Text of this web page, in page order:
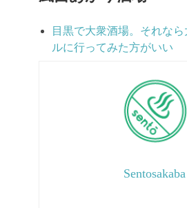
目黒で大衆酒場。それな
ルに行ってみた方がいい
Sentosakaba